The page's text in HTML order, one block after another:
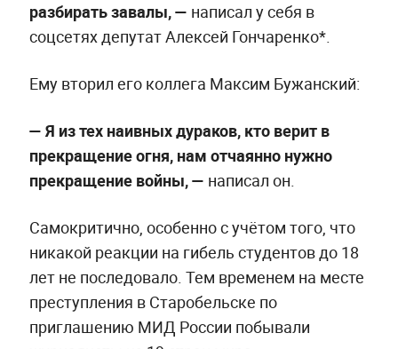
разбирать завалы, — написал у себя в
соцсетях депутат Алексей Гончаренко*.
Ему вторил его коллега Максим Бужанский:
— Я из тех наивных дураков, кто верит в
прекращение огня, нам отчаянно нужно
прекращение войны, — написал он.
Самокритично, особенно с учётом того, что
никакой реакции на гибель студентов до 18
лет не последовало. Тем временем на месте
преступления в Старобельске по
приглашению МИД России побывали